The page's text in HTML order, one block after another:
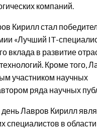
компаний.
Кирилл стал
«Лучший IT-
вклада в развитие
Кроме того,
участником научных
ряда научных
Лавров Кирилл
специалистов в области